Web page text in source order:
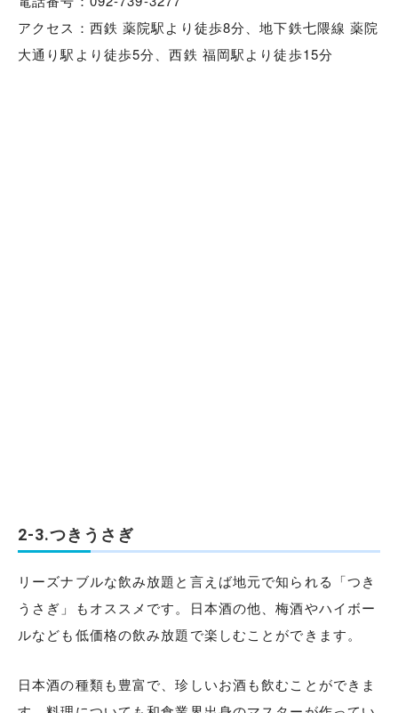
アクセス：西鉄 薬院駅より徒歩8分、地下鉄七隈線 薬院
大通り駅より徒歩5分、西鉄 福岡駅より徒歩15分
2-3.つきうさぎ
リーズナブルな飲み放題と言えば地元で知られる「つき
うさぎ」もオススメです。日本酒の他、梅酒やハイボー
ルなども低価格の飲み放題で楽しむことができます。
日本酒の種類も豊富で、珍しいお酒も飲むことができま